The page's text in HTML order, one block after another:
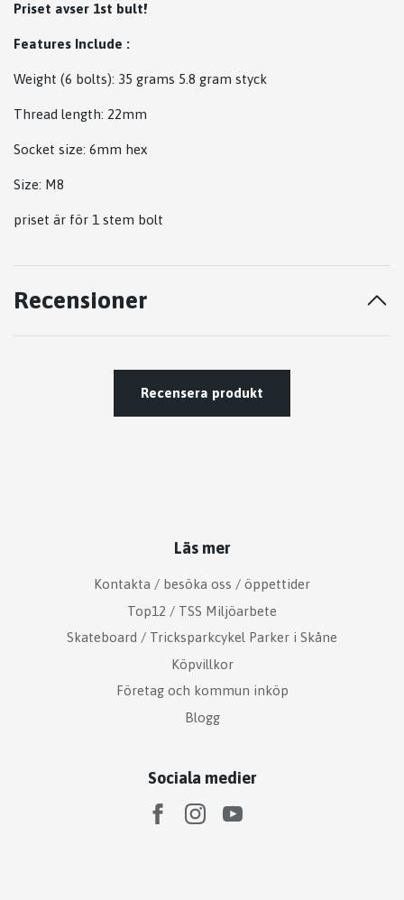
Priset avser 1st bult!
Features Include :
Weight (6 bolts): 35 grams 5.8 gram styck
Thread length: 22mm
Socket size: 6mm hex
Size: M8
priset är för 1 stem bolt
Recensioner
Recensera produkt
Läs mer
Kontakta / besöka oss / öppettider
Top12 / TSS Miljöarbete
Skateboard / Tricksparkcykel Parker i Skåne
Köpvillkor
Företag och kommun inköp
Blogg
Sociala medier